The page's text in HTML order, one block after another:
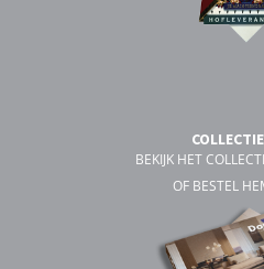
BEKIJK HET
OF BESTEL